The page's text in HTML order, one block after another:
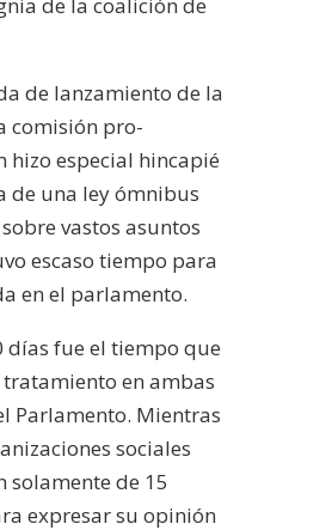
de lanzamiento de la
comisión pro-
hizo especial hincapié
de una ley ómnibus
vastos asuntos
escaso tiempo para
en el parlamento.
días fue el tiempo que
en ambas
Parlamento. Mientras
sociales
solamente de 15
expresar su opinión